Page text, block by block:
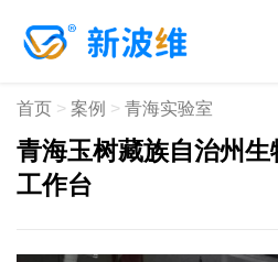
首页 > 案例 > 青海实验室
青海玉树藏族自治州
工作台